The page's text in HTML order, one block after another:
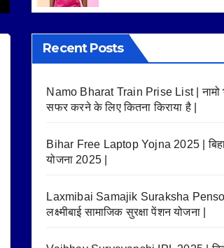
Recent Posts
Namo Bharat Train Prise List | नामो
सफर करने के लिए कितना किराया है |
Bihar Free Laptop Yojna 2025 |
योजना 2025 |
Laxmibai Samajik Suraksha
लक्ष्मीबाई सामाजिक सुरक्षा पेंशन योजना |